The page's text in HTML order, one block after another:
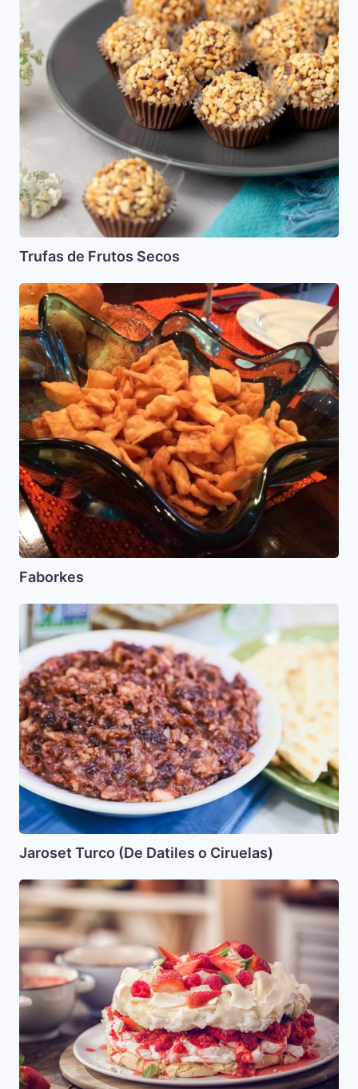
Trufas de Frutos Secos
Faborkes
Faborkes
Jaroset
Turco
(De
Datiles
o
Ciruelas)
Jaroset Turco (De Datiles o Ciruelas)
Merengón
de
Fresas